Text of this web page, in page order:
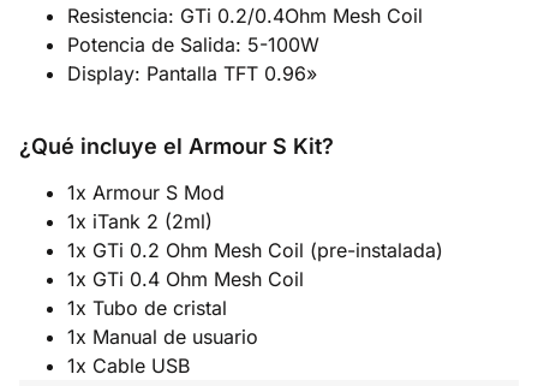
Resistencia: GTi 0.2/0.4Ohm Mesh Coil
Potencia de Salida: 5-100W
Display: Pantalla TFT 0.96»
¿Qué incluye el Armour S Kit?
1x Armour S Mod
1x iTank 2 (2ml)
1x GTi 0.2 Ohm Mesh Coil (pre-instalada)
1x GTi 0.4 Ohm Mesh Coil
1x Tubo de cristal
1x Manual de usuario
1x Cable USB